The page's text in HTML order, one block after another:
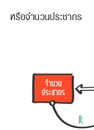
หรือจำนวนประชากร